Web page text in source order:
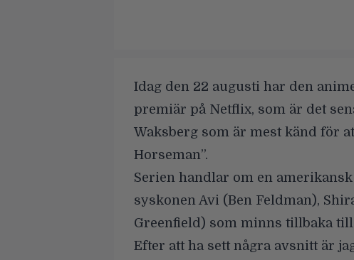
Idag den 22 augusti har den
premiär på Netflix, som är det
Waksberg som är mest känd för
Horseman”.
Serien handlar om en
syskonen Avi (Ben Feldman),
Greenfield) som minns tillbaka
Efter att ha sett några avsnitt är